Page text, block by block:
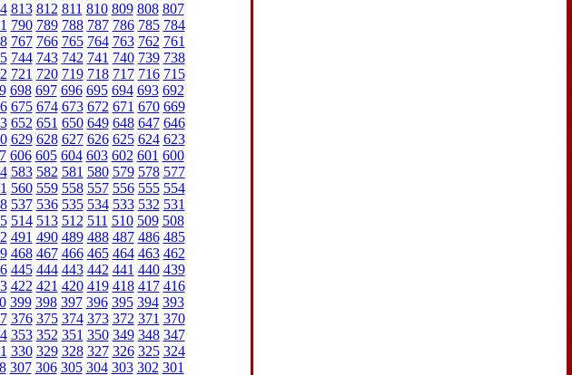
813 812 811 810 809 808 807
790 789 788 787 786 785 784
767 766 765 764 763 762 761
744 743 742 741 740 739 738
721 720 719 718 717 716 715
698 697 696 695 694 693 692
675 674 673 672 671 670 669
652 651 650 649 648 647 646
629 628 627 626 625 624 623
606 605 604 603 602 601 600
583 582 581 580 579 578 577
560 559 558 557 556 555 554
537 536 535 534 533 532 531
514 513 512 511 510 509 508
491 490 489 488 487 486 485
468 467 466 465 464 463 462
445 444 443 442 441 440 439
422 421 420 419 418 417 416
399 398 397 396 395 394 393
376 375 374 373 372 371 370
353 352 351 350 349 348 347
330 329 328 327 326 325 324
307 306 305 304 303 302 301